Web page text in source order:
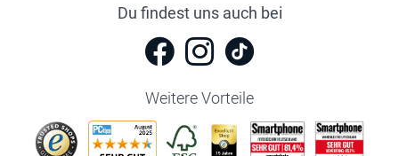
Du findest uns auch bei
Weitere Vorteile